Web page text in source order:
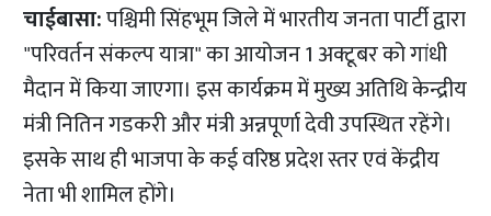
चाईबासा:पश्चिमी सिंहभूम जिले में भारतीय जनता पार्टी द्वारा
"परिवर्तन संकल्प यात्रा" का आयोजन 1 अक्टूबर को गांधी
मैदान में किया जाएगा। इस कार्यक्रम में मुख्य अतिथि केन्द्रीय
मंत्री नितिन गडकरी और मंत्री अन्नपूर्णा देवी उपस्थित रहेंगे।
इसके साथ ही भाजपा के कई वरिष्ठ प्रदेश स्तर एवं केंद्रीय
नेता भी शामिल होंगे।